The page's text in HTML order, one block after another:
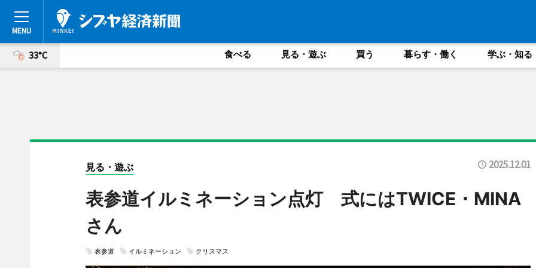
33°C 食べる 見る・遊ぶ 買う 暮らす・働く 学ぶ・知る
見る・遊ぶ 2025.12.01
表参道イルミネーション点灯 式にはTWICE・MINA
さん
表参道 イルミネーション クリスマス